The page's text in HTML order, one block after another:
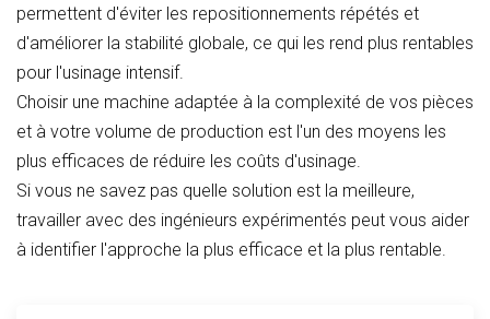
permettent d'éviter les repositionnements répétés et
d'améliorer la stabilité globale, ce qui les rend plus rentables
pour l'usinage intensif.
Choisir une machine adaptée à la complexité de vos pièces
et à votre volume de production est l'un des moyens les
plus efficaces de réduire les coûts d'usinage.
Si vous ne savez pas quelle solution est la meilleure,
travailler avec des ingénieurs expérimentés peut vous aider
à identifier l'approche la plus efficace et la plus rentable.